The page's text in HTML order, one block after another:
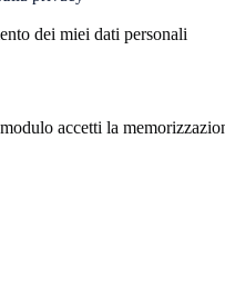
dei miei dati personali
accetti la